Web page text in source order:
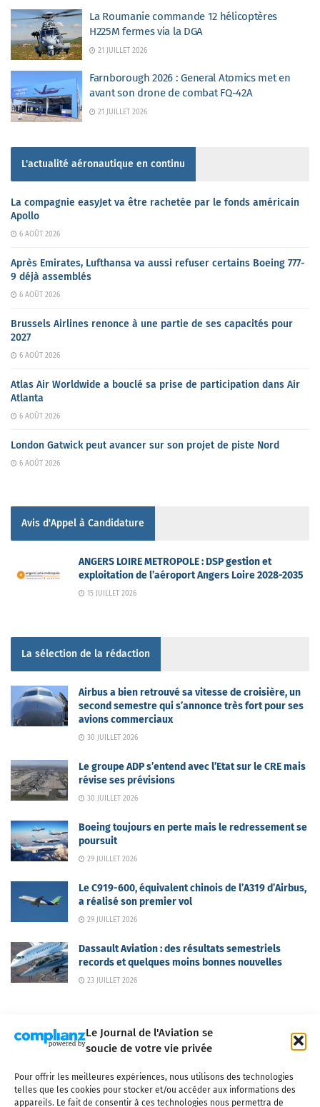
Le Journal de l'Aviation se
soucie de votre vie privée
Pour offrir les meilleures expériences, nous utilisons des technologies
telles que les cookies pour stocker et/ou accéder aux informations des
appareils. Le fait de consentir à ces technologies nous permettra de
La Roumanie commande 12 hélicoptères
H225M fermes via la DGA
21 JUILLET 2026
Farnborough 2026 : General Atomics met en
avant son drone de combat FQ-42A
21 JUILLET 2026
L'actualité aéronautique en continu
La compagnie easyJet va être rachetée par le fonds américain
Apollo
6 AOÛT 2026
Après Emirates, Lufthansa va aussi refuser certains Boeing 777-
9 déjà assemblés
6 AOÛT 2026
Brussels Airlines renonce à une partie de ses capacités pour
2027
6 AOÛT 2026
Atlas Air Worldwide a bouclé sa prise de participation dans Air
Atlanta
6 AOÛT 2026
London Gatwick peut avancer sur son projet de piste Nord
6 AOÛT 2026
Avis d'Appel à Candidature
ANGERS LOIRE METROPOLE : DSP gestion et
exploitation de l’aéroport Angers Loire 2028-2035
15 JUILLET 2026
La sélection de la rédaction
Airbus a bien retrouvé sa vitesse de croisière, un
second semestre qui s’annonce très fort pour ses
avions commerciaux
30 JUILLET 2026
Le groupe ADP s’entend avec l’Etat sur le CRE mais
révise ses prévisions
30 JUILLET 2026
Boeing toujours en perte mais le redressement se
poursuit
29 JUILLET 2026
Le C919-600, équivalent chinois de l’A319 d’Airbus,
a réalisé son premier vol
29 JUILLET 2026
Dassault Aviation : des résultats semestriels
records et quelques moins bonnes nouvelles
23 JUILLET 2026
Qui sommes-nous ? Nous contacter
Partenaires
Mentions légales
CGV Politique de confidentialité Cookies